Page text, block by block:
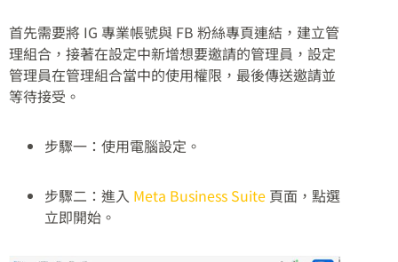
首先需要將 IG 專業帳號與 FB 粉絲專頁連結，建立管
理組合，接著在設定中新增想要邀請的管理員，設定
管理員在管理組合當中的使用權限，最後傳送邀請並
等待接受。
步驟一：使用電腦設定。
步驟二：進入 Meta Business Suite 頁面，點選
立即開始。